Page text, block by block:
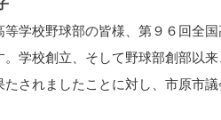
学校野球部の皆様、第９６回全
。学校創立、そして野球部創部以
されましたことに対し、市原市